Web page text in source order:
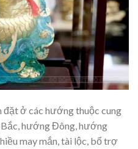
đặt ở các hướng thuộc cung
Bắc, hướng Đông, hướng
may mắn, tài lộc, bổ trợ